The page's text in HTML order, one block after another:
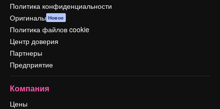
Политика конфиденциальности
Оригиналы Новое
Политика файлов cookie
Центр доверия
Партнеры
Предприятие
Компания
Цены